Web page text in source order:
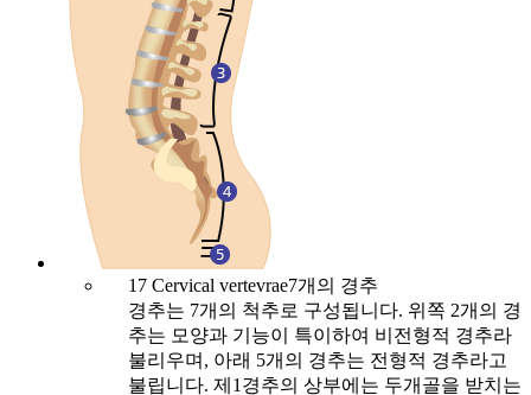
1 7 Cervical vertevrae7개의 경추
경추는 7개의 척추로 구성됩니다. 위쪽 2개의 경
추는 모양과 기능이 특이하여 비전형적 경추라
불리우며, 아래 5개의 경추는 전형적 경추라고
불립니다. 제1경추의 상부에는 두개골을 받치는